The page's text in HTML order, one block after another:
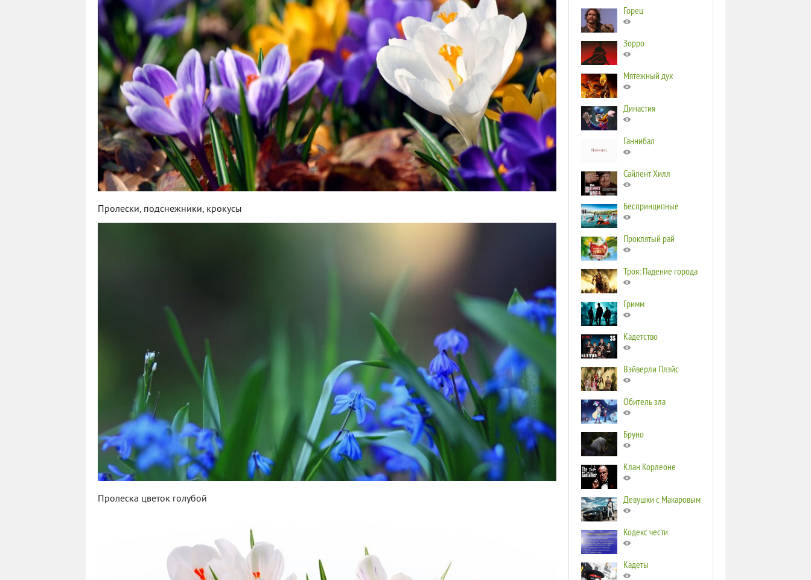
Пролески, подснежники, крокусы
Пролеска цветок голубой
Горец
Зорро
Мятежный дух
Династия
Ганнибал
Сайлент Хилл
Беспринципные
Проклятый рай
Троя: Падение города
Гримм
Кадетство
Вэйверли Плэйс
Обитель зла
Бруно
Клан Корлеоне
Девушки с Макаровым
Кодекс чести
Кадеты